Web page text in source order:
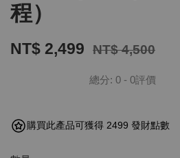
程）
NT$ 2,499 NT$ 4,500
總分: 0 - 0評價
購買此產品可獲得 2499 發財點數